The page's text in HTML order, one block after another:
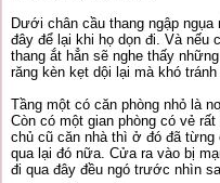
Dưới chân cầu thang ngập
đây để lại khi họ dọn đi. Và nếu
thang ắt hẳn sẽ nghe thấy
răng kèn kẹt dội lại mà khó
Tầng một có căn phòng nhỏ là
Còn có một gian phòng có vẻ
chủ cũ căn nhà thì ở đó đã
qua lại đó nữa. Cửa ra vào bị
đi qua đây đều ngó trước nhìn